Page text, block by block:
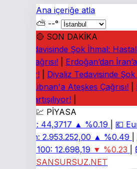
Ana içeriğe atla
⛅ --°
🔴 SON DAKİKA
Tedavisinde Şok İhmal:
Çağrısı! | Erdoğan’dan
| Diyaliz Tedavisinde
Lübnan'a Ateşkes Çağrısı! |
Tartışılıyor! |
💹 PİYASA
44,3717 ▲ %0.19 | 💶
2.953.252,00 ▲ %0.49 |
BIST 100: 12.698,19 ▼ %0.23 | ₿
SANSURSUZ.NET